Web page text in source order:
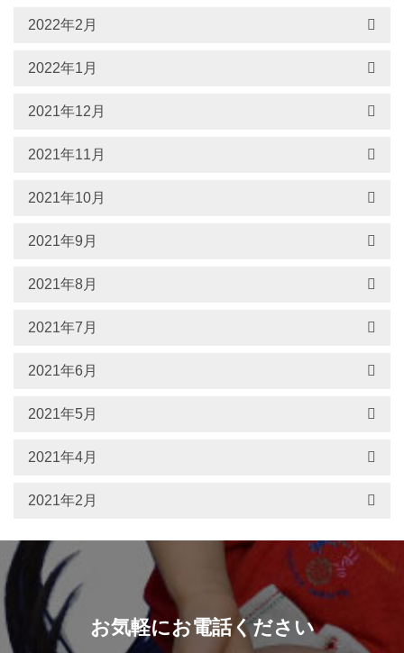
2022年2月
2022年1月
2021年12月
2021年11月
2021年10月
2021年9月
2021年8月
2021年7月
2021年6月
2021年5月
2021年4月
2021年2月
お気軽にお電話ください